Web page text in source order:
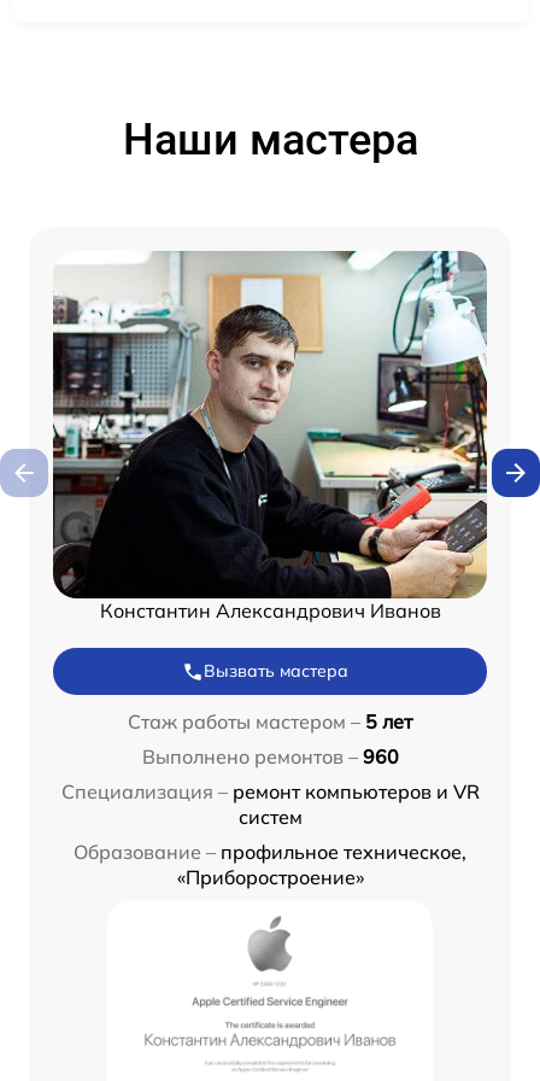
Наши мастера
Константин Александрович Иванов
Вызвать мастера
Стаж работы мастером – 5 лет
Выполнено ремонтов – 960
Специализация – ремонт компьютеров и VR
систем
Образование – профильное техническое,
«Приборостроение»